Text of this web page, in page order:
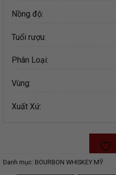
Nồng độ:
Tuổi rượu:
Phân Loại:
Vùng:
Xuất Xứ:
Danh mục: BOURBON WHISKEY MỸ